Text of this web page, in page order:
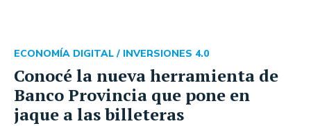
Conocé la nueva herramienta de
Banco Provincia que pone en
jaque a las billeteras
ECONOMÍA DIGITAL / INVERSIONES 4.0